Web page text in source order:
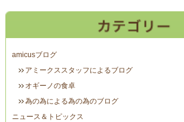
amicusブログ
アミークススタッフによるブログ
オギーノの食卓
為の為による為の為のブログ
ニュース＆トピックス